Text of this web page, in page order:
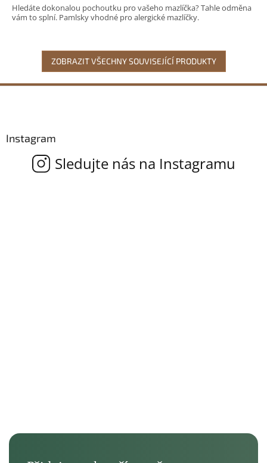
Hledáte dokonalou pochoutku pro vašeho mazlíčka? Tahle odměna
vám to splní. Pamlsky vhodné pro alergické mazlíčky.
ZOBRAZIT VŠECHNY SOUVISEJÍCÍ PRODUKTY
Instagram